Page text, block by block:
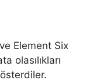
Element Six
olasılıkları